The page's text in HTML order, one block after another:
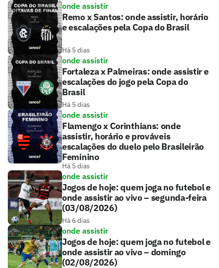
onde assistir
Remo x Santos: onde assistir, horário
e escalações pela Copa do Brasil
Há 5 dias
onde assistir
Fortaleza x Palmeiras: onde assistir e
escalações do jogo pela Copa do
Brasil
Há 5 dias
onde assistir
Flamengo x Corinthians: onde
assistir, horário e prováveis
escalações do duelo pelo Brasileirão
Feminino
Há 5 dias
onde assistir
Jogos de hoje: quem joga no futebol e
onde assistir ao vivo – segunda-feira
(03/08/2026)
Há 6 dias
onde assistir
Jogos de hoje: quem joga no futebol e
onde assistir ao vivo – domingo
(02/08/2026)